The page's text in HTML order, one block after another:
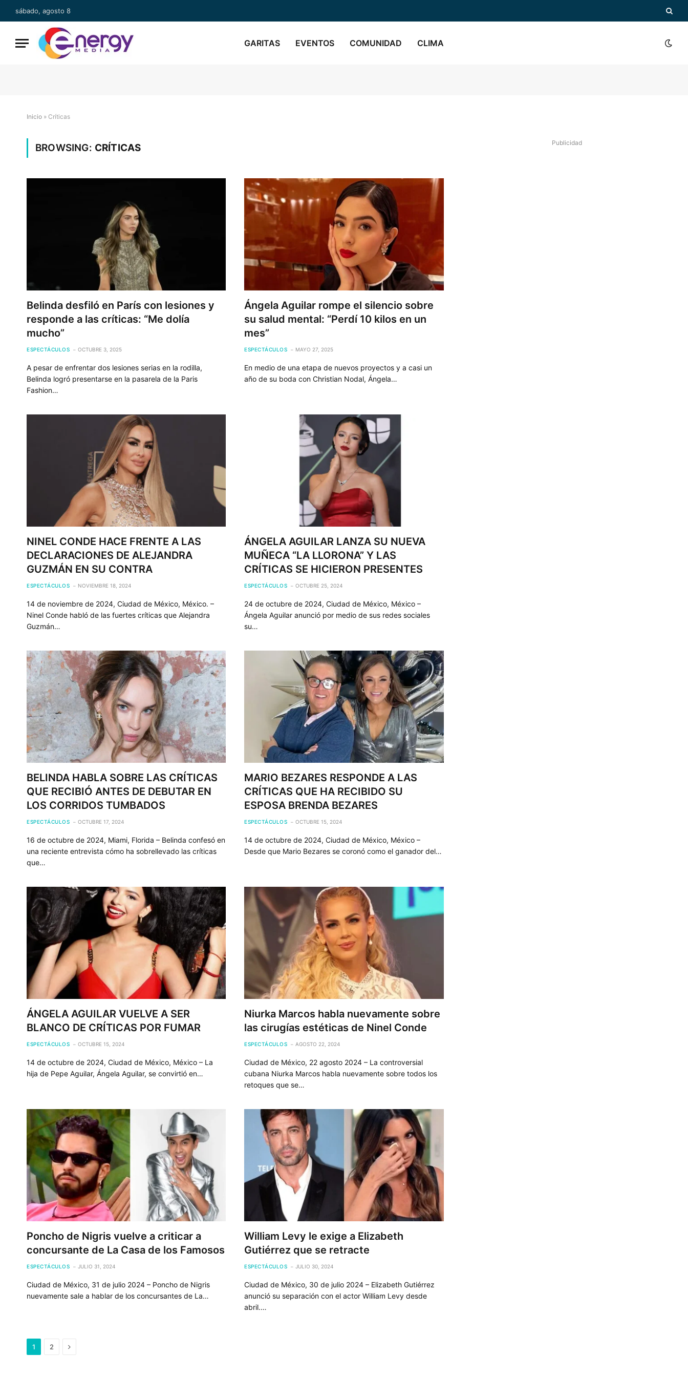
sábado, agosto 8
GARITAS EVENTOS COMUNIDAD CLIMA
Inicio » Críticas
BROWSING: CRÍTICAS
Belinda desfiló en París con lesiones y
responde a las críticas: “Me dolía
mucho”
ESPECTÁCULOS OCTUBRE 3, 2025
A pesar de enfrentar dos lesiones serias en la rodilla,
Belinda logró presentarse en la pasarela de la Paris
Fashion…
Ángela Aguilar rompe el silencio sobre
su salud mental: “Perdí 10 kilos en un
mes”
ESPECTÁCULOS MAYO 27, 2025
En medio de una etapa de nuevos proyectos y a casi un
año de su boda con Christian Nodal, Ángela…
NINEL CONDE HACE FRENTE A LAS
DECLARACIONES DE ALEJANDRA
GUZMÁN EN SU CONTRA
ESPECTÁCULOS NOVIEMBRE 18, 2024
14 de noviembre de 2024, Ciudad de México, México. –
Ninel Conde habló de las fuertes críticas que Alejandra
Guzmán…
ÁNGELA AGUILAR LANZA SU NUEVA
MUÑECA “LA LLORONA” Y LAS
CRÍTICAS SE HICIERON PRESENTES
ESPECTÁCULOS OCTUBRE 25, 2024
24 de octubre de 2024, Ciudad de México, México –
Ángela Aguilar anunció por medio de sus redes sociales
su…
BELINDA HABLA SOBRE LAS CRÍTICAS
QUE RECIBIÓ ANTES DE DEBUTAR EN
LOS CORRIDOS TUMBADOS
ESPECTÁCULOS OCTUBRE 17, 2024
16 de octubre de 2024, Miami, Florida – Belinda confesó en
una reciente entrevista cómo ha sobrellevado las críticas
que…
MARIO BEZARES RESPONDE A LAS
CRÍTICAS QUE HA RECIBIDO SU
ESPOSA BRENDA BEZARES
ESPECTÁCULOS OCTUBRE 15, 2024
14 de octubre de 2024, Ciudad de México, México –
Desde que Mario Bezares se coronó como el ganador del…
ÁNGELA AGUILAR VUELVE A SER
BLANCO DE CRÍTICAS POR FUMAR
ESPECTÁCULOS OCTUBRE 15, 2024
14 de octubre de 2024, Ciudad de México, México – La
hija de Pepe Aguilar, Ángela Aguilar, se convirtió en…
Niurka Marcos habla nuevamente sobre
las cirugías estéticas de Ninel Conde
ESPECTÁCULOS AGOSTO 22, 2024
Ciudad de México, 22 agosto 2024 – La controversial
cubana Niurka Marcos habla nuevamente sobre todos los
retoques que se…
Poncho de Nigris vuelve a criticar a
concursante de La Casa de los Famosos
ESPECTÁCULOS JULIO 31, 2024
Ciudad de México, 31 de julio 2024 – Poncho de Nigris
nuevamente sale a hablar de los concursantes de La…
William Levy le exige a Elizabeth
Gutiérrez que se retracte
ESPECTÁCULOS JULIO 30, 2024
Ciudad de México, 30 de julio 2024 – Elizabeth Gutiérrez
anunció su separación con el actor William Levy desde
abril.…
1 2 Next
Publicidad